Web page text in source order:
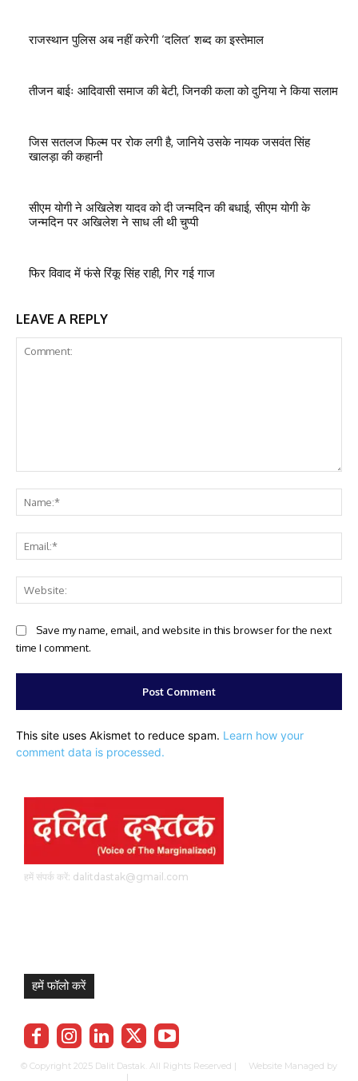
राजस्थान पुलिस अब नहीं करेगी ‘दलित’ शब्द का इस्तेमाल
तीजन बाईः आदिवासी समाज की बेटी, जिनकी कला को दुनिया ने किया सलाम
जिस सतलज फिल्म पर रोक लगी है, जानिये उसके नायक जसवंत सिंह
खालड़ा की कहानी
सीएम योगी ने अखिलेश यादव को दी जन्मदिन की बधाई, सीएम योगी के
जन्मदिन पर अखिलेश ने साध ली थी चुप्पी
फिर विवाद में फंसे रिंकू सिंह राही, गिर गई गाज
LEAVE A REPLY
Save my name, email, and website in this browser for the next
time I comment.
This site uses Akismet to reduce spam. Learn how your
comment data is processed.
हमें संपर्क करें: dalitdastak@gmail.com
हमें फॉलो करें
© Copyright 2025 Dalit Dastak. All Rights Reserved | Website Managed by
|